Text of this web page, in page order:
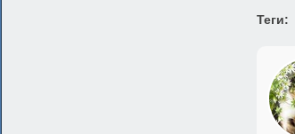
Теги: